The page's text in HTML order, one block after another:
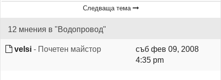
Следваща тема
12 мнения в "Водопровод"
velsi - Почетен майстор
съб фев 09, 2008
4:35 pm